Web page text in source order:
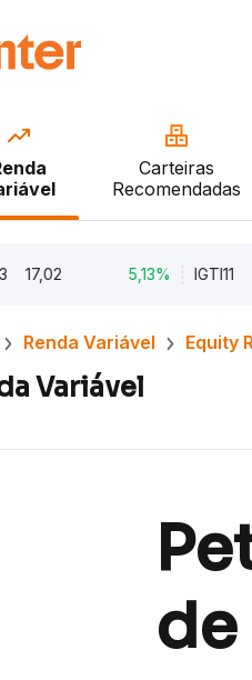
Carteiras
Recomendadas
IGTI11 24,70
Renda Variável Equity
Variável